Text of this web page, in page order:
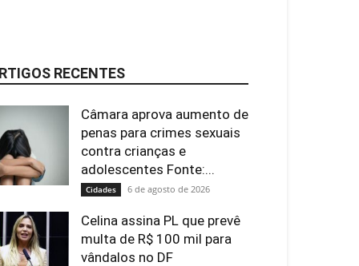
RECENTES
Câmara aprova aumento de
penas para crimes sexuais
contra crianças e
adolescentes Fonte:...
Cidades 6 de agosto de 2026
Celina assina PL que prevê
multa de R$ 100 mil para
vândalos no DF